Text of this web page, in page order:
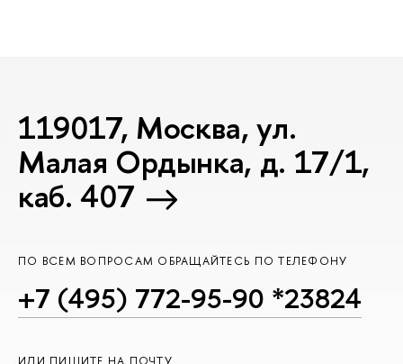
119017, Москва, ул.
Малая Ордынка, д. 17/1,
каб. 407
ПО ВСЕМ ВОПРОСАМ ОБРАЩАЙТЕСЬ ПО ТЕЛЕФОНУ
+7 (495) 772-95-90 *23824
ИЛИ ПИШИТЕ НА ПОЧТУ